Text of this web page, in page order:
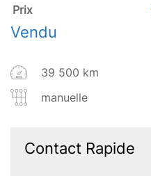
Prix
Vendu
39 500 km
manuelle
Contact Rapide